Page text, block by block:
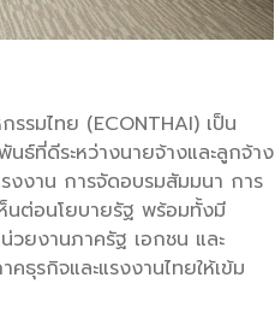
รมไทย (ECONTHAI) เป็น
ธ์ที่ดีระหว่างนายจ้างและลูกจ้าง
งงาน การจัดอบรมสัมมนา การ
นต่อนโยบายรัฐ พร้อมทั้งมี
วยงานภาครัฐ เอกชน และ
ธุรกิจและแรงงานไทยให้เข้ม